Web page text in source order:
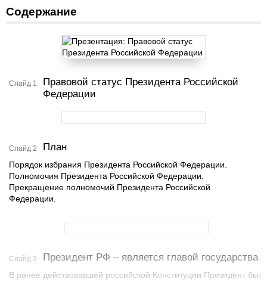
Содержание
Слайд 1
Правовой статус Президента Российской
Федерации
Слайд 2 План
Порядок избрания Президента Российской Федерации.
Полномочия Президента Российской Федерации.
Прекращение полномочий Президента Российской
Федерации.
Слайд 3 Президент РФ – является главой государства
В ранее действовавшей российской Конституции Президент был